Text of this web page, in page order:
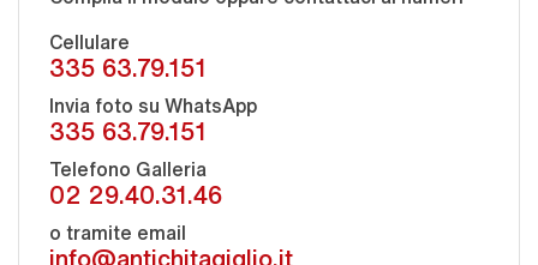
Cellulare
335 63.79.151
Invia foto su WhatsApp
335 63.79.151
Telefono Galleria
02 29.40.31.46
o tramite email
info@antichitagiglio.it